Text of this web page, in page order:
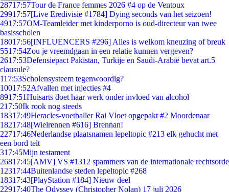
28717:57Tour de France femmes 2026 #4 op de Ventoux
29917:57[Live Eredivisie #1784] Dying seconds van het seizoen!
4917:57OM-Teamleider met kinderporno is oud-directeur van twee
basisscholen
18017:56[INFLUENCERS #296] Alles is welkom kneuzing of breuk
5517:54Zou je vreemdgaan in een relatie kunnen vergeven?
2617:53Defensiepact Pakistan, Turkije en Saudi-Arabië bevat art.5
clausule?
117:53Scholensysteem tegenwoordig?
10017:52Afvallen met injecties #4
8917:51Huisarts doet haar werk onder invloed van alcohol
217:50Ik rook nog steeds
18317:49Heracles-voetballer Rai Vloet opgepakt #2 Moordenaar
18217:48[Wielrennen #616] Brennan!
22717:46Nederlandse plaatsnamen lepeltopic #213 elk gehucht met
een bord telt
317:45Mijn testament
26817:45[AMV] VS #1312 spammers van de internationale rechtsorde
12317:44Buitenlandse steden lepeltopic #268
18317:43[PlayStation #184] Nieuw deel
22917:40The Odyssey (Christopher Nolan) 17 juli 2026